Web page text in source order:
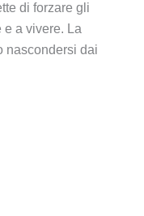
di forzare gli
e a vivere. La
nascondersi dai